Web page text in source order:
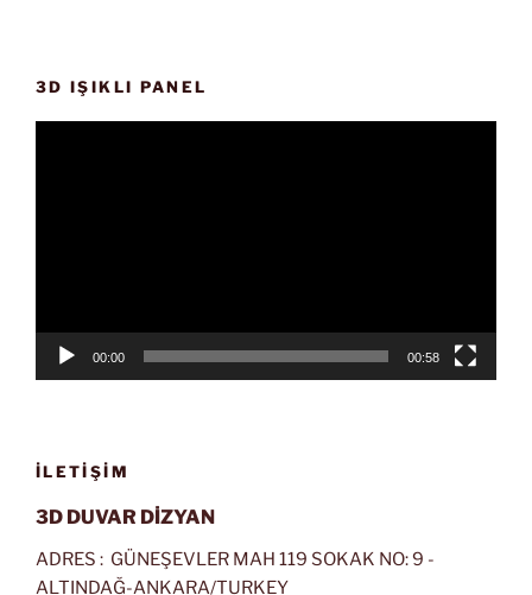
3D IŞIKLI PANEL
00:00 00:58
İLETIŞIM
3D DUVAR DİZYAN
ADRES : GÜNEŞEVLER MAH 119 SOKAK NO: 9 -
ALTINDAĞ-ANKARA/TURKEY